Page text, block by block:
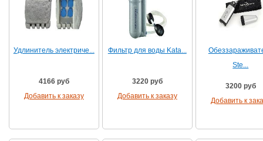
Удлинитель электриче...
4166 руб
Добавить к заказу
Фильтр для воды Kata...
3220 руб
Добавить к заказу
Ste...
3200 руб
Добавить к